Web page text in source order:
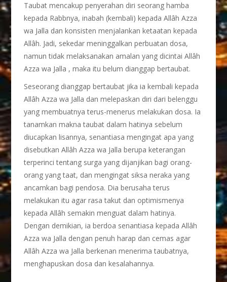
Taubat mencakup penyerahan diri seorang hamba
kepada Rabbnya, inabah (kembali) kepada Allâh Azza
wa Jalla dan konsisten menjalankan ketaatan kepada
Allâh. Jadi, sekedar meninggalkan perbuatan dosa,
namun tidak melaksanakan amalan yang dicintai Allâh
Azza wa Jalla , maka itu belum dianggap bertaubat.
Seseorang dianggap bertaubat jika ia kembali kepada
Allâh Azza wa Jalla dan melepaskan diri dari belenggu
yang membuatnya terus-menerus melakukan dosa. Ia
tanamkan makna taubat dalam hatinya sebelum
diucapkan lisannya, senantiasa mengingat apa yang
disebutkan Allâh Azza wa Jalla berupa keterangan
terperinci tentang surga yang dijanjikan bagi orang-
orang yang taat, dan mengingat siksa neraka yang
ancamkan bagi pendosa. Dia berusaha terus
melakukan itu agar rasa takut dan optimismenya
kepada Allâh semakin menguat dalam hatinya.
Dengan demikian, ia berdoa senantiasa kepada Allâh
Azza wa Jalla dengan penuh harap dan cemas agar
Allâh Azza wa Jalla berkenan menerima taubatnya,
menghapuskan dosa dan kesalahannya.